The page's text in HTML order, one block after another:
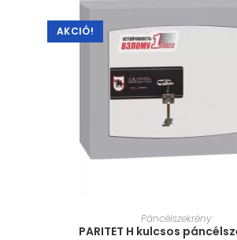
AKCIÓ!
MÉRET VÁLASZTÁSA
Páncélszekrény
PARITET H kulcsos